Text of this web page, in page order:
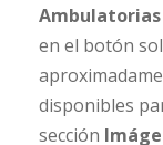
Ambulatorias
en el botón
disponibles
sección